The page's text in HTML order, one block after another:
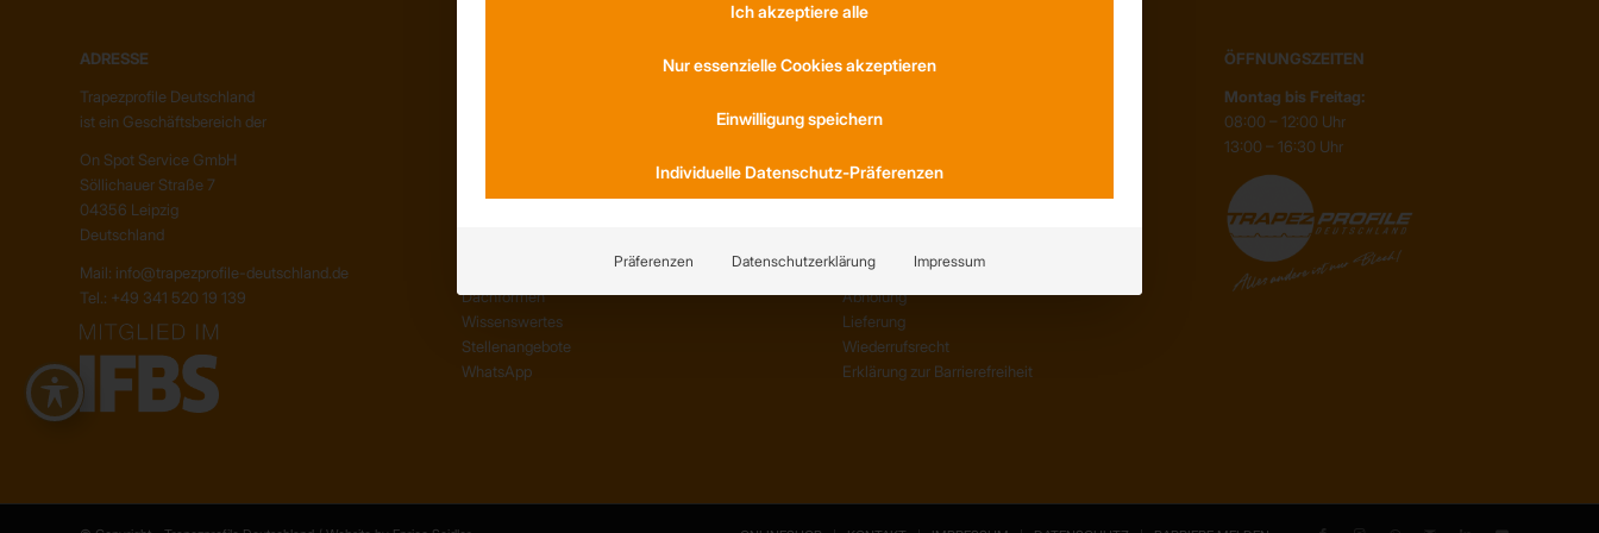
ADRESSE
Trapezprofile Deutschland
ist ein Geschäftsbereich der
On Spot Service GmbH
Söllichauer Straße 7
04356 Leipzig
Deutschland
Mail: info@trapezprofile-deutschland.de
Tel.: +49 341 520 19 139
Dachformen
Wissenswertes
Stellenangebote
WhatsApp
KONTAKT
Social Media
AGB
Abholung
Lieferung
Wiederrufsrecht
Erklärung zur Barrierefreiheit
ÖFFNUNGSZEITEN
Montag bis Freitag:
08:00 – 12:00 Uhr
13:00 – 16:30 Uhr
Ich akzeptiere alle
Nur essenzielle Cookies akzeptieren
Einwilligung speichern
Individuelle Datenschutz-Präferenzen
Präferenzen Datenschutzerklärung Impressum